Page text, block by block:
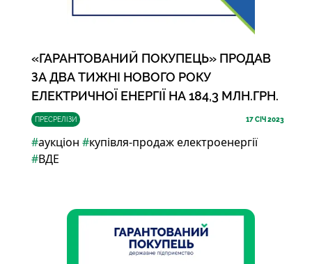
ПРЕСРЕЛІЗИ 17СІЧ 2023
«ГАРАНТОВАНИЙ ПОКУПЕЦЬ» ПРОДАВ
ЗА ДВА ТИЖНІ НОВОГО РОКУ
ЕЛЕКТРИЧНОЇ ЕНЕРГІЇ НА 184,3 МЛН.ГРН.
#аукціон #купівля-продаж електроенергії
#ВДЕ